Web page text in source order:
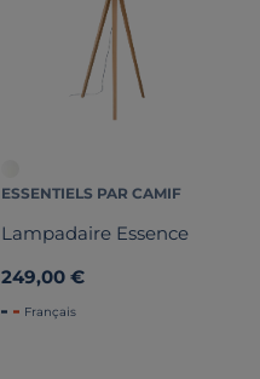
ESSENTIELS PAR CAMIF
Lampadaire Essence
249,00 €
Français